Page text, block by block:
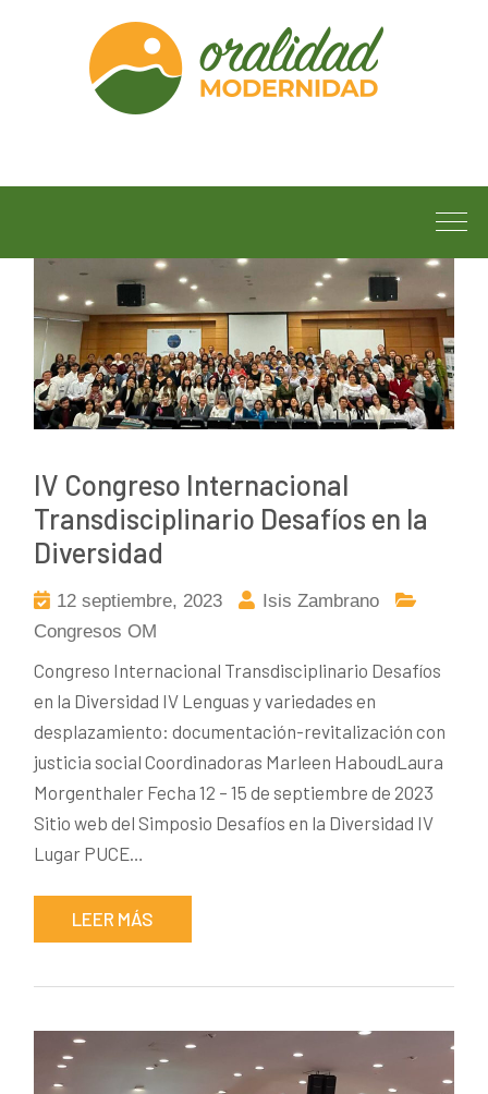
IV Congreso Internacional
Transdisciplinario Desafíos en la
Diversidad
12 septiembre, 2023
Isis Zambrano
Congresos OM
Congreso Internacional Transdisciplinario Desafíos
en la Diversidad IV Lenguas y variedades en
desplazamiento: documentación-revitalización con
justicia social Coordinadoras Marleen HaboudLaura
Morgenthaler Fecha 12 – 15 de septiembre de 2023
Sitio web del Simposio Desafíos en la Diversidad IV
Lugar PUCE…
LEER MÁS